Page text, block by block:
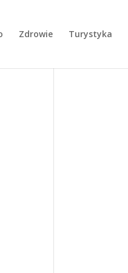
Zdrowie Turystyka